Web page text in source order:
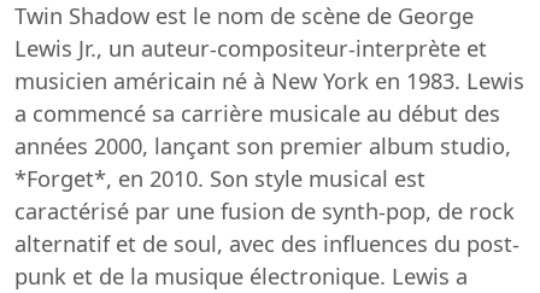
Twin Shadow est le nom de scène de George
Lewis Jr., un auteur-compositeur-interprète et
musicien américain né à New York en 1983. Lewis
a commencé sa carrière musicale au début des
années 2000, lançant son premier album studio,
*Forget*, en 2010. Son style musical est
caractérisé par une fusion de synth-pop, de rock
alternatif et de soul, avec des influences du post-
punk et de la musique électronique. Lewis a